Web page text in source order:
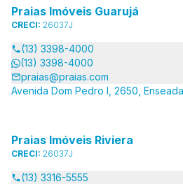
Praias Imóveis Guarujá
CRECI: 26037J
(13) 3398-4000
(13) 3398-4000
praias@praias.com
Avenida Dom Pedro I, 2650,
Praias Imóveis Riviera
CRECI: 26037J
(13) 3316-5555